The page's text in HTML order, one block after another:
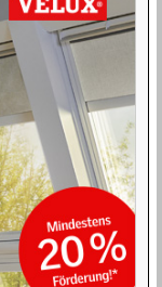
Verdunkelungsrollos -
Elektro
VELUX Jalousetten
Entwässerung